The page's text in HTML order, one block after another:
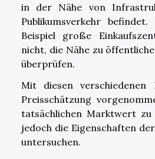
in der Nähe von
Publikumsverkehr
Beispiel große
nicht, die Nähe zu
überprüfen.
Mit diesen verschiedenen
Preisschätzung
tatsächlichen Marktwert zu
jedoch die Eigenschaften
untersuchen.